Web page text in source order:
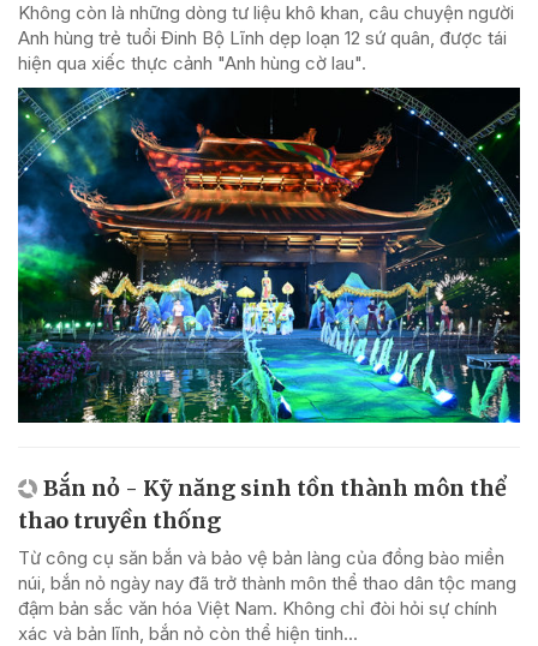
Không còn là những dòng tư liệu khô khan, câu chuyện người
Anh hùng trẻ tuổi Đinh Bộ Lĩnh dẹp loạn 12 sứ quân, được tái
hiện qua xiếc thực cảnh "Anh hùng cờ lau".
Bắn nỏ - Kỹ năng sinh tồn thành môn thể
thao truyền thống
Từ công cụ săn bắn và bảo vệ bản làng của đồng bào miền
núi, bắn nỏ ngày nay đã trở thành môn thể thao dân tộc mang
đậm bản sắc văn hóa Việt Nam. Không chỉ đòi hỏi sự chính
xác và bản lĩnh, bắn nỏ còn thể hiện tinh...